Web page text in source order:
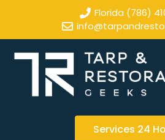
Florida (786)
Services 24